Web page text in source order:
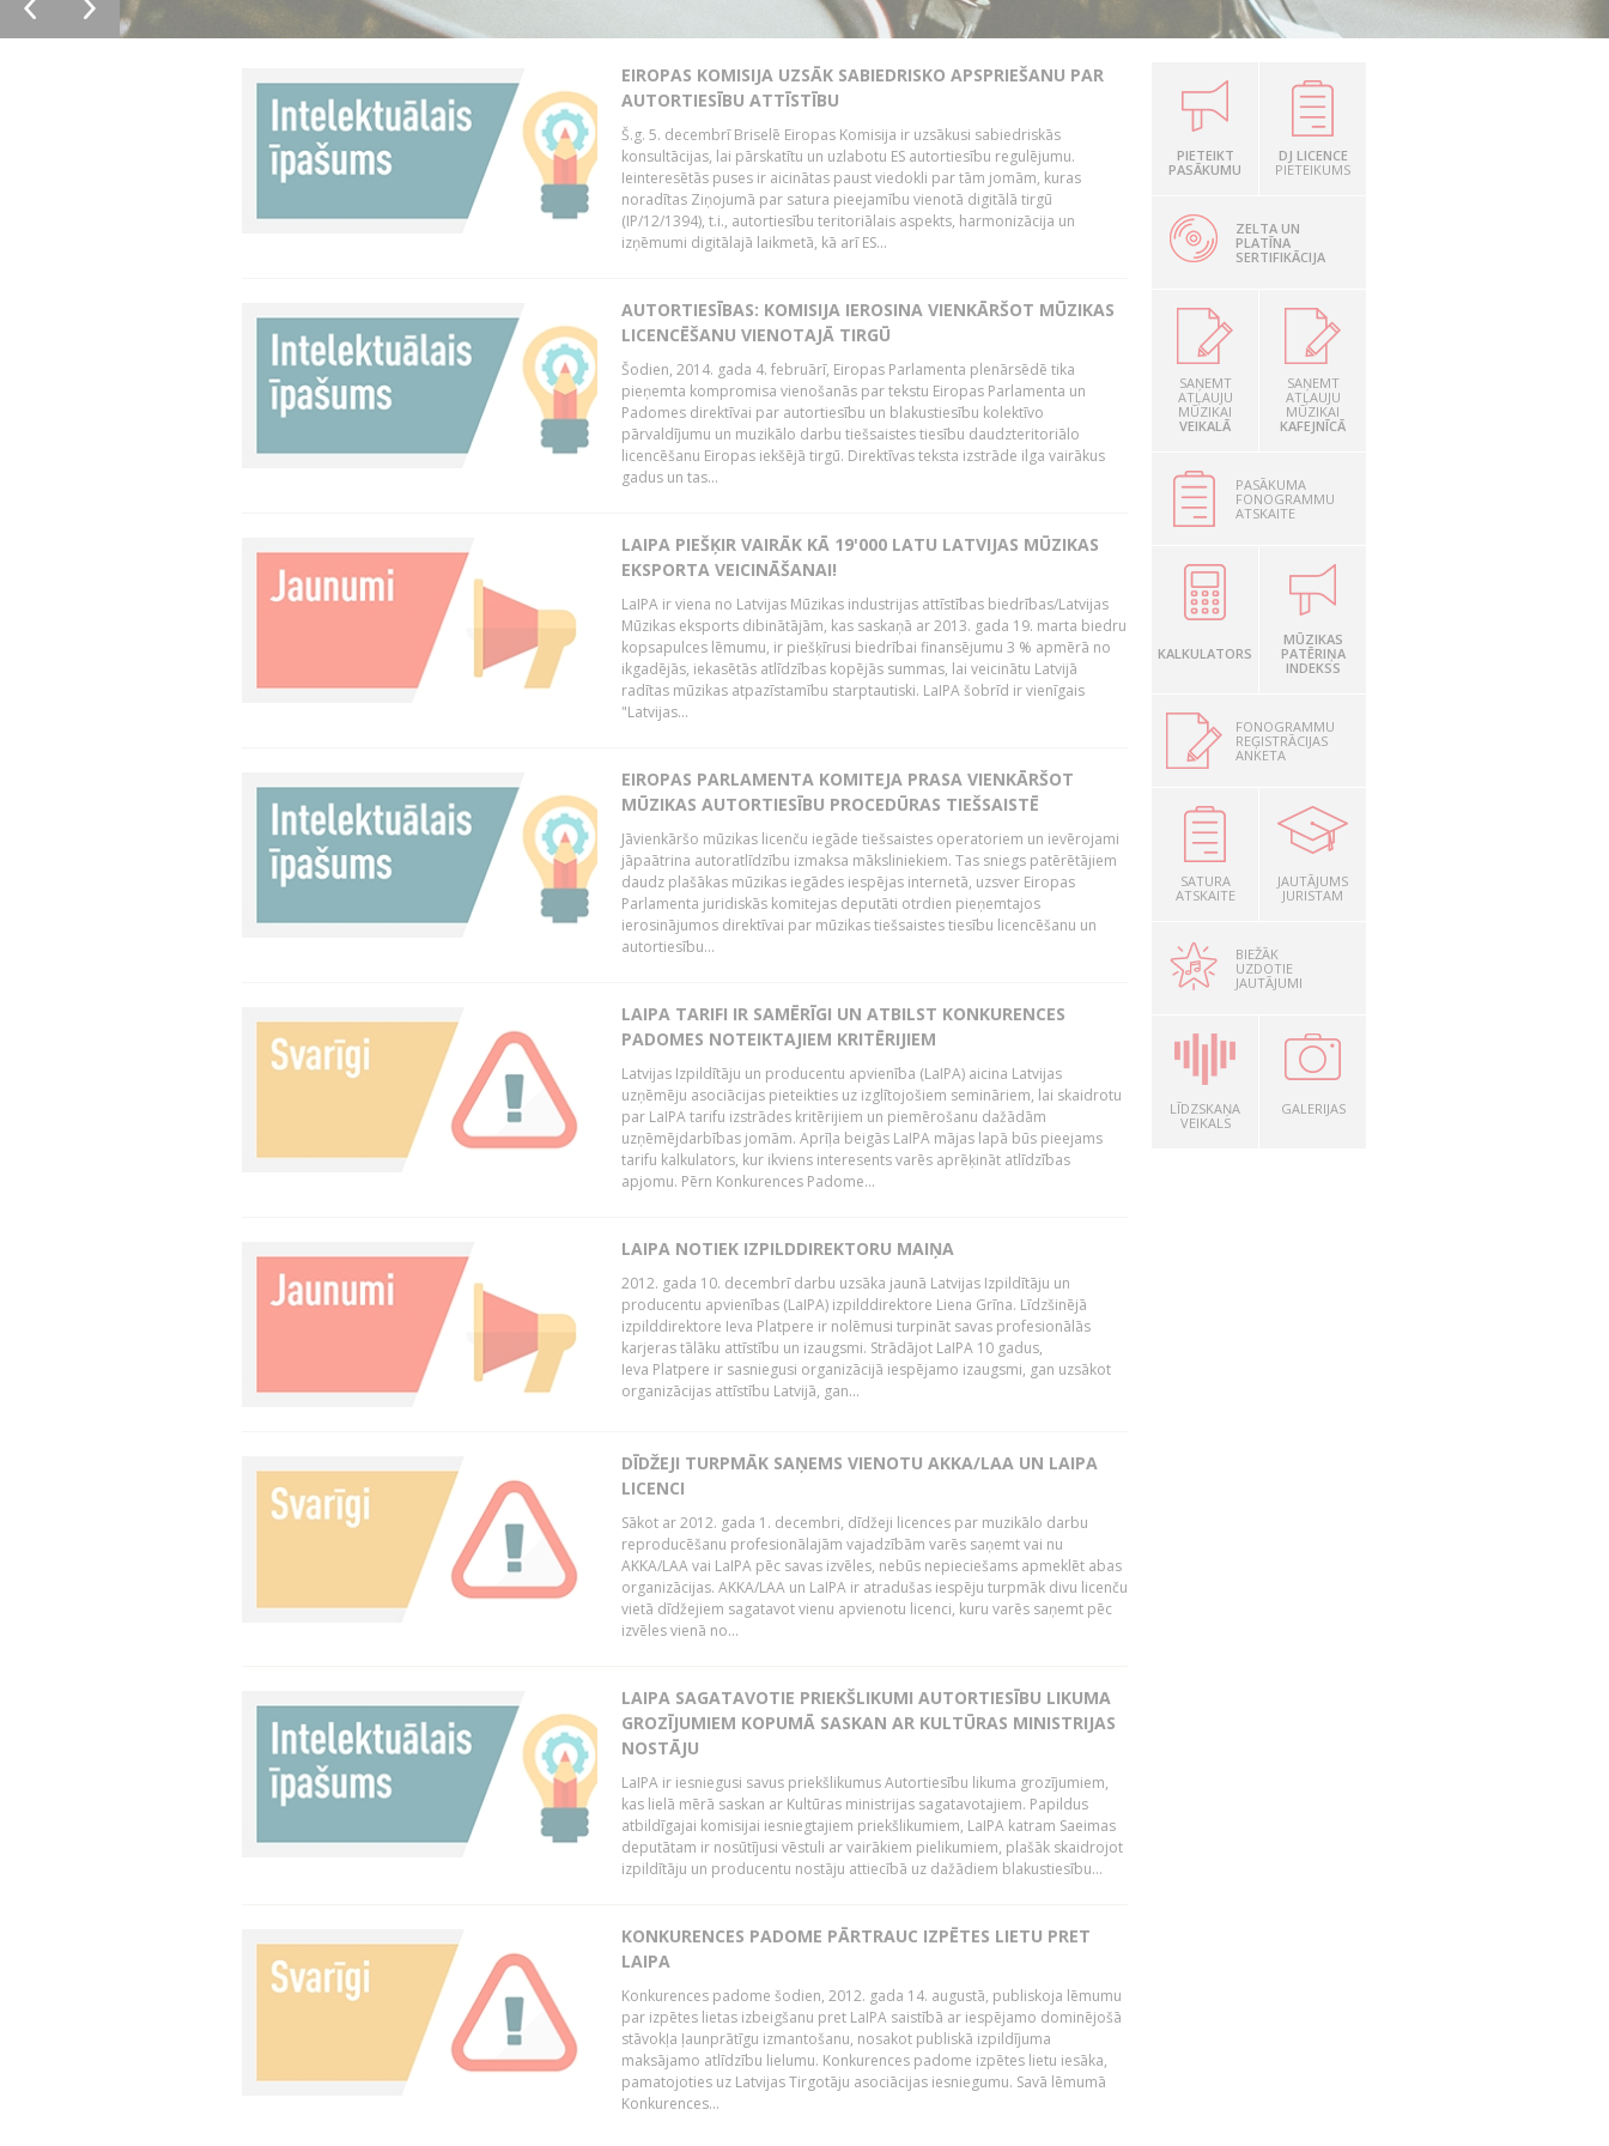
EIROPAS KOMISIJA UZSĀK SABIEDRISKO APSPRIEŠANU PAR
AUTORTIESĪBU ATTĪSTĪBU
Š.g. 5. decembrī Briselē Eiropas Komisija ir uzsākusi sabiedriskās
konsultācijas, lai pārskatītu un uzlabotu ES autortiesību regulējumu.
Ieinteresētās puses ir aicinātas paust viedokli par tām jomām, kuras
noradītas Ziņojumā par satura pieejamību vienotā digitālā tirgū
(IP/12/1394), t.i., autortiesību teritoriālais aspekts, harmonizācija un
izņēmumi digitālajā laikmetā, kā arī ES...
AUTORTIESĪBAS: KOMISIJA IEROSINA VIENKĀRŠOT MŪZIKAS
LICENCĒŠANU VIENOTAJĀ TIRGŪ
Šodien, 2014. gada 4. februārī, Eiropas Parlamenta plenārsēdē tika
pieņemta kompromisa vienošanās par tekstu Eiropas Parlamenta un
Padomes direktīvai par autortiesību un blakustiesību kolektīvo
pārvaldījumu un muzikālo darbu tiešsaistes tiesību daudzteritoriālo
licencēšanu Eiropas iekšējā tirgū. Direktīvas teksta izstrāde ilga vairākus
gadus un tas...
LAIPA PIEŠĶIR VAIRĀK KĀ 19'000 LATU LATVIJAS MŪZIKAS
EKSPORTA VEICINĀŠANAI!
LaIPA ir viena no Latvijas Mūzikas industrijas attīstības biedrības/Latvijas
Mūzikas eksports dibinātājām, kas saskaņā ar 2013. gada 19. marta biedru
kopsapulces lēmumu, ir piešķīrusi biedrībai finansējumu 3 % apmērā no
ikgadējās, iekasētās atlīdzības kopējās summas, lai veicinātu Latvijā
radītas mūzikas atpazīstamību starptautiski. LaIPA šobrīd ir vienīgais
"Latvijas...
EIROPAS PARLAMENTA KOMITEJA PRASA VIENKĀRŠOT
MŪZIKAS AUTORTIESĪBU PROCEDŪRAS TIEŠSAISTĒ
Jāvienkāršo mūzikas licenču iegāde tiešsaistes operatoriem un ievērojami
jāpaātrina autoratlīdzību izmaksa māksliniekiem. Tas sniegs patērētājiem
daudz plašākas mūzikas iegādes iespējas internetā, uzsver Eiropas
Parlamenta juridiskās komitejas deputāti otrdien pieņemtajos
ierosinājumos direktīvai par mūzikas tiešsaistes tiesību licencēšanu un
autortiesību...
LAIPA TARIFI IR SAMĒRĪGI UN ATBILST KONKURENCES
PADOMES NOTEIKTAJIEM KRITĒRIJIEM
Latvijas Izpildītāju un producentu apvienība (LaIPA) aicina Latvijas
uzņēmēju asociācijas pieteikties uz izglītojošiem semināriem, lai skaidrotu
par LaIPA tarifu izstrādes kritērijiem un piemērošanu dažādām
uzņēmējdarbības jomām. Aprīļa beigās LaIPA mājas lapā būs pieejams
tarifu kalkulators, kur ikviens interesents varēs aprēķināt atlīdzības
apjomu. Pērn Konkurences Padome...
LAIPA NOTIEK IZPILDDIREKTORU MAIŅA
2012. gada 10. decembrī darbu uzsāka jaunā Latvijas Izpildītāju un
producentu apvienības (LaIPA) izpilddirektore Liena Grīna. Līdzšinējā
izpilddirektore Ieva Platpere ir nolēmusi turpināt savas profesionālās
karjeras tālāku attīstību un izaugsmi. Strādājot LaIPA 10 gadus,
Ieva Platpere ir sasniegusi organizācijā iespējamo izaugsmi, gan uzsākot
organizācijas attīstību Latvijā, gan...
DĪDŽEJI TURPMĀK SAŅEMS VIENOTU AKKA/LAA UN LAIPA
LICENCI
Sākot ar 2012. gada 1. decembri, dīdžeji licences par muzikālo darbu
reproducēšanu profesionālajām vajadzībām varēs saņemt vai nu
AKKA/LAA vai LaIPA pēc savas izvēles, nebūs nepieciešams apmeklēt abas
organizācijas. AKKA/LAA un LaIPA ir atradušas iespēju turpmāk divu licenču
vietā dīdžejiem sagatavot vienu apvienotu licenci, kuru varēs saņemt pēc
izvēles vienā no...
LAIPA SAGATAVOTIE PRIEKŠLIKUMI AUTORTIESĪBU LIKUMA
GROZĪJUMIEM KOPUMĀ SASKAN AR KULTŪRAS MINISTRIJAS
NOSTĀJU
LaIPA ir iesniegusi savus priekšlikumus Autortiesību likuma grozījumiem,
kas lielā mērā saskan ar Kultūras ministrijas sagatavotajiem. Papildus
atbildīgajai komisijai iesniegtajiem priekšlikumiem, LaIPA katram Saeimas
deputātam ir nosūtījusi vēstuli ar vairākiem pielikumiem, plašāk skaidrojot
izpildītāju un producentu nostāju attiecībā uz dažādiem blakustiesību...
KONKURENCES PADOME PĀRTRAUC IZPĒTES LIETU PRET
LAIPA
Konkurences padome šodien, 2012. gada 14. augustā, publiskoja lēmumu
par izpētes lietas izbeigšanu pret LaIPA saistībā ar iespējamo dominējošā
stāvokļa ļaunprātīgu izmantošanu, nosakot publiskā izpildījuma
maksājamo atlīdzību lielumu. Konkurences padome izpētes lietu iesāka,
pamatojoties uz Latvijas Tirgotāju asociācijas iesniegumu. Savā lēmumā
Konkurences...
PIETEIKT
PASĀKUMU
DJ LICENCE
PIETEIKUMS
ZELTA UN
PLATĪNA
SERTIFIKĀCIJA
SAŅEMT
ATĻAUJU
MŪZIKAI
VEIKALĀ
SAŅEMT
ATĻAUJU
MŪZIKAI
KAFEJNĪCĀ
PASĀKUMA
FONOGRAMMU
ATSKAITE
KALKULATORS
MŪZIKAS
PATĒRIŅA
INDEKSS
FONOGRAMMU
REĢISTRĀCIJAS
ANKETA
SATURA
ATSKAITE
JAUTĀJUMS
JURISTAM
BIEŽĀK
UZDOTIE
JAUTĀJUMI
LĪDZSKAŅA
VEIKALS
GALERIJAS